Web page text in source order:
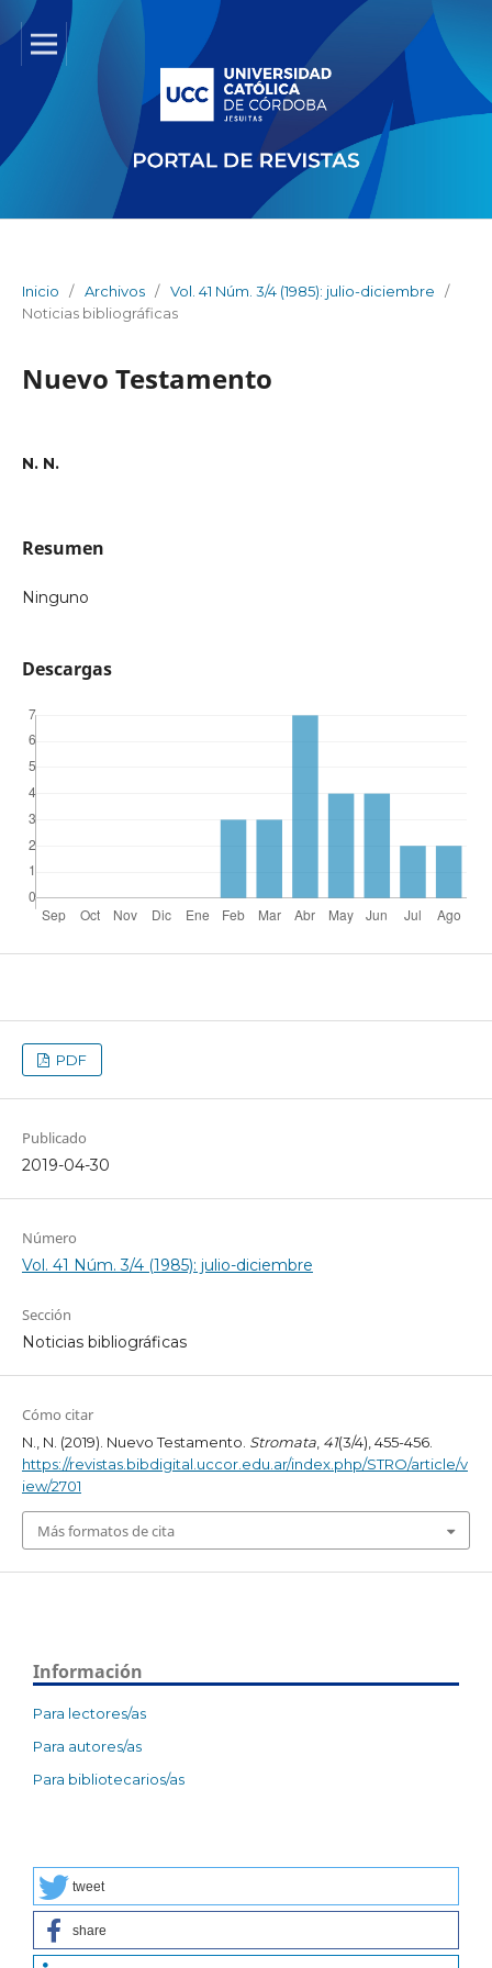
Inicio / Archivos / Vol. 41 Núm. 3/4 (1985): julio-diciembre
/
Noticias bibliográficas
Nuevo Testamento
N. N.
Resumen
Ninguno
Descargas
PDF
Publicado
2019-04-30
Número
Vol. 41 Núm. 3/4 (1985): julio-diciembre
Sección
Noticias bibliográficas
Cómo citar
N., N. (2019). Nuevo Testamento. Stromata, 41(3/4), 455-456.
https://revistas.bibdigital.uccor.edu.ar/index.php/STRO/article/v
iew/2701
Más formatos de cita
Información
Para lectores/as
Para autores/as
Para bibliotecarios/as
tweet
share